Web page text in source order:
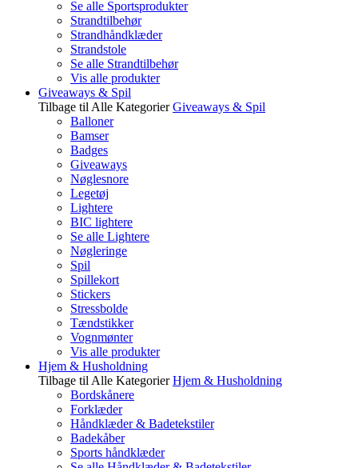
Se alle Sportsprodukter
Strandtilbehør
Strandhåndklæder
Strandstole
Se alle Strandtilbehør
Vis alle produkter
Giveaways & Spil
Tilbage til Alle Kategorier Giveaways & Spil
Balloner
Bamser
Badges
Giveaways
Nøglesnore
Legetøj
Lightere
BIC lightere
Se alle Lightere
Nøgleringe
Spil
Spillekort
Stickers
Stressbolde
Tændstikker
Vognmønter
Vis alle produkter
Hjem & Husholdning
Tilbage til Alle Kategorier Hjem & Husholdning
Bordskånere
Forklæder
Håndklæder & Badetekstiler
Badekåber
Sports håndklæder